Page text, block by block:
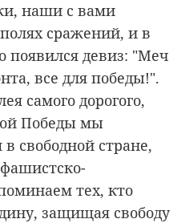
наши с вами
сражений, и в
появился девиз: "Меч
все для победы!".
самого дорогого,
Победы мы
свободной стране,
фашистско-
тех, кто
защищая свободу